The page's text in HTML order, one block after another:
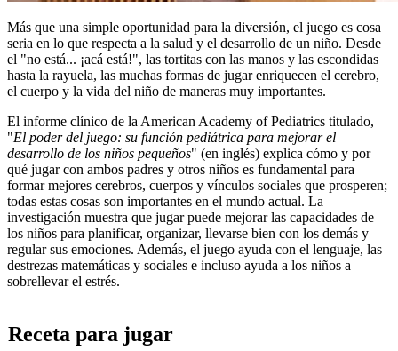
Más que una simple oportunidad para la diversión, el juego es cosa
seria en lo que respecta a la salud y el desarrollo de un niño. Desde
el "no está... ¡acá está!", las tortitas con las manos y las escondidas
hasta la rayuela, las muchas formas de jugar enriquecen el cerebro,
el cuerpo y la vida del niño de maneras muy importantes.
El informe clínico de la American Academy of Pediatrics titulado,
"El poder del juego: su función pediátrica para mejorar el
desarrollo de los niños pequeños" (en inglés) explica cómo y por
qué jugar con ambos padres y otros niños es fundamental para
formar mejores cerebros, cuerpos y vínculos sociales que prosperen;
todas estas cosas son importantes en el mundo actual. La
investigación muestra que jugar puede mejorar las capacidades de
los niños para planificar, organizar, llevarse bien con los demás y
regular sus emociones. Además, el juego ayuda con el lenguaje, las
destrezas matemáticas y sociales e incluso ayuda a los niños a
sobrellevar el estrés.
Receta para jugar